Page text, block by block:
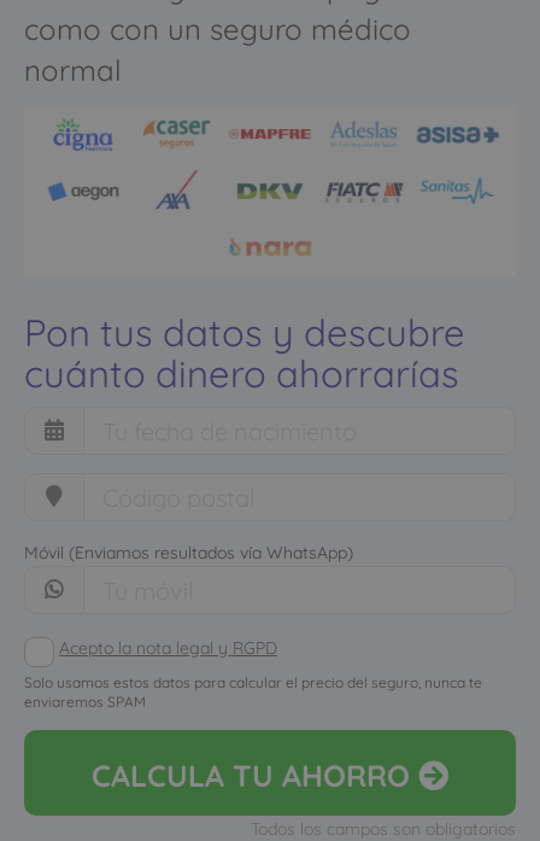
como con un seguro médico
normal
Pon tus datos y descubre
cuánto dinero ahorrarías
Móvil (Enviamos resultados vía WhatsApp)
Acepto la nota legal y RGPD
Solo usamos estos datos para calcular el precio del seguro, nunca te
enviaremos SPAM
CALCULA TU AHORRO
Todos los campos son obligatorios